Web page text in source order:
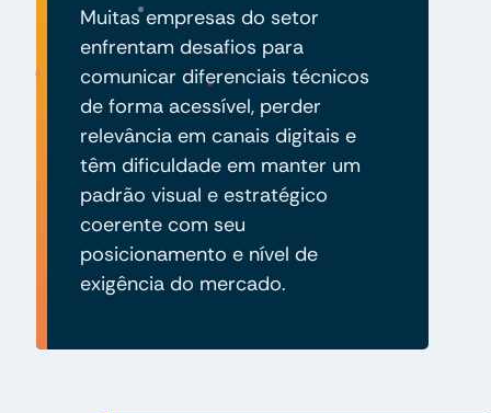
Muitas empresas do setor
enfrentam desafios para
comunicar diferenciais técnicos
de forma acessível, perder
relevância em canais digitais e
têm dificuldade em manter um
padrão visual e estratégico
coerente com seu
posicionamento e nível de
exigência do mercado.